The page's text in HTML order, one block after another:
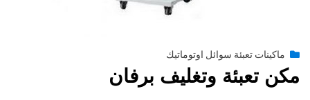
byengmansyPostedأغسطس 27, 2020
ماكينات تعبئة سوائل اوتوماتيك
مكن تعبئة وتغليف برفان